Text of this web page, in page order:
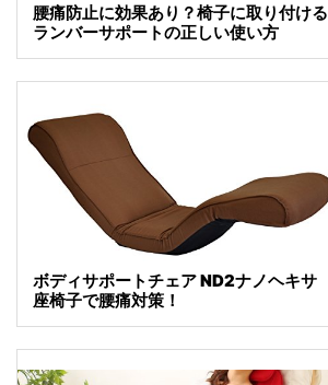
腰痛防止に効果あり？椅子に取り付ける
ランバーサポートの正しい使い方
ボディサポートチェア ND2ナノヘキサ
座椅子で腰痛対策！